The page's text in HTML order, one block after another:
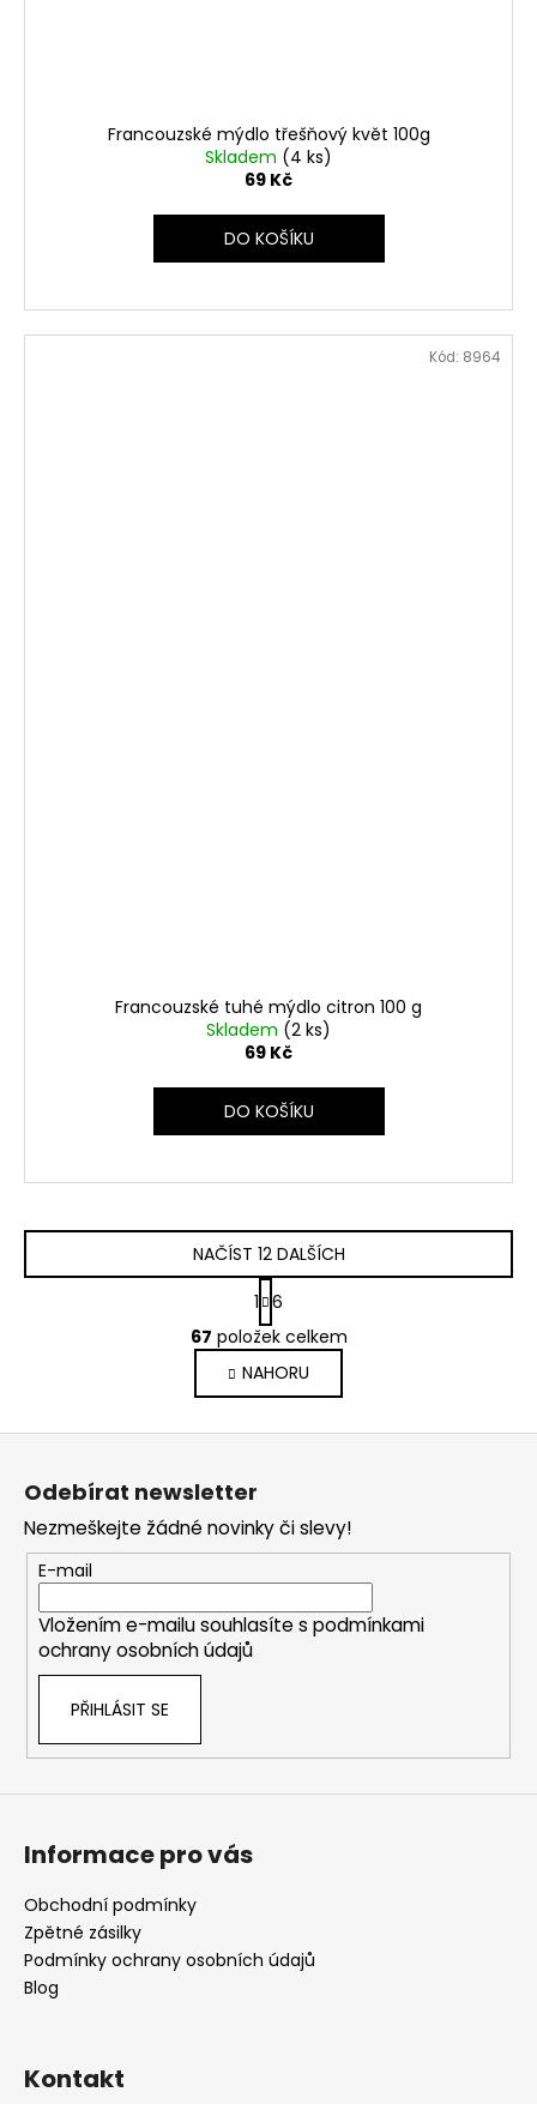
Francouzské mýdlo třešňový květ 100g
Skladem (4 ks)
69 Kč
DO KOŠÍKU
Francouzské tuhé mýdlo citron 100 g
Skladem (2 ks)
69 Kč
DO KOŠÍKU
Kód: 8964
O
v
l
á
d
p
r
v
k
y
u
NAČÍST 12 DALŠÍCH
S
t
r
á
n
k
o
í
1 6
67 položek celkem
NAHORU
Odebírat newsletter
Nezmeškejte žádné novinky či slevy!
E-mail
Vložením e-mailu souhlasíte s podmínkami
ochrany osobních údajů
PŘIHLÁSIT SE
Informace pro vás
Obchodní podmínky
Zpětné zásilky
Podmínky ochrany osobních údajů
Blog
Kontakt